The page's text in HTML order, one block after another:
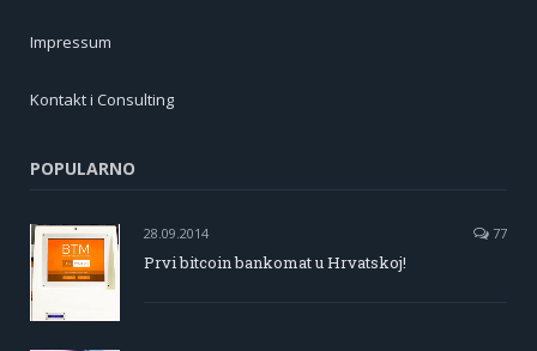
Impressum
Kontakt i Consulting
POPULARNO
28.09.2014 77
Prvi bitcoin bankomat u Hrvatskoj!